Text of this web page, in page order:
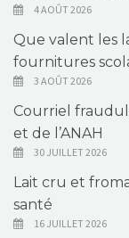
4 AOÛT 2026
Que valent les
fournitures
3 AOÛT 2026
Courriel
et de l’ANAH
30 JUILLET 2026
Lait cru et
santé
16 JUILLET 2026